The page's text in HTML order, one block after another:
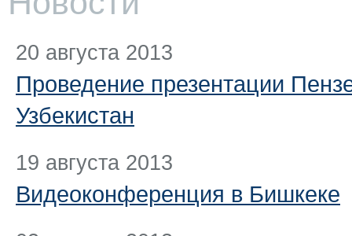
20 августа 2013
Проведение презентации
Узбекистан
19 августа 2013
Видеоконференция в Бишкеке